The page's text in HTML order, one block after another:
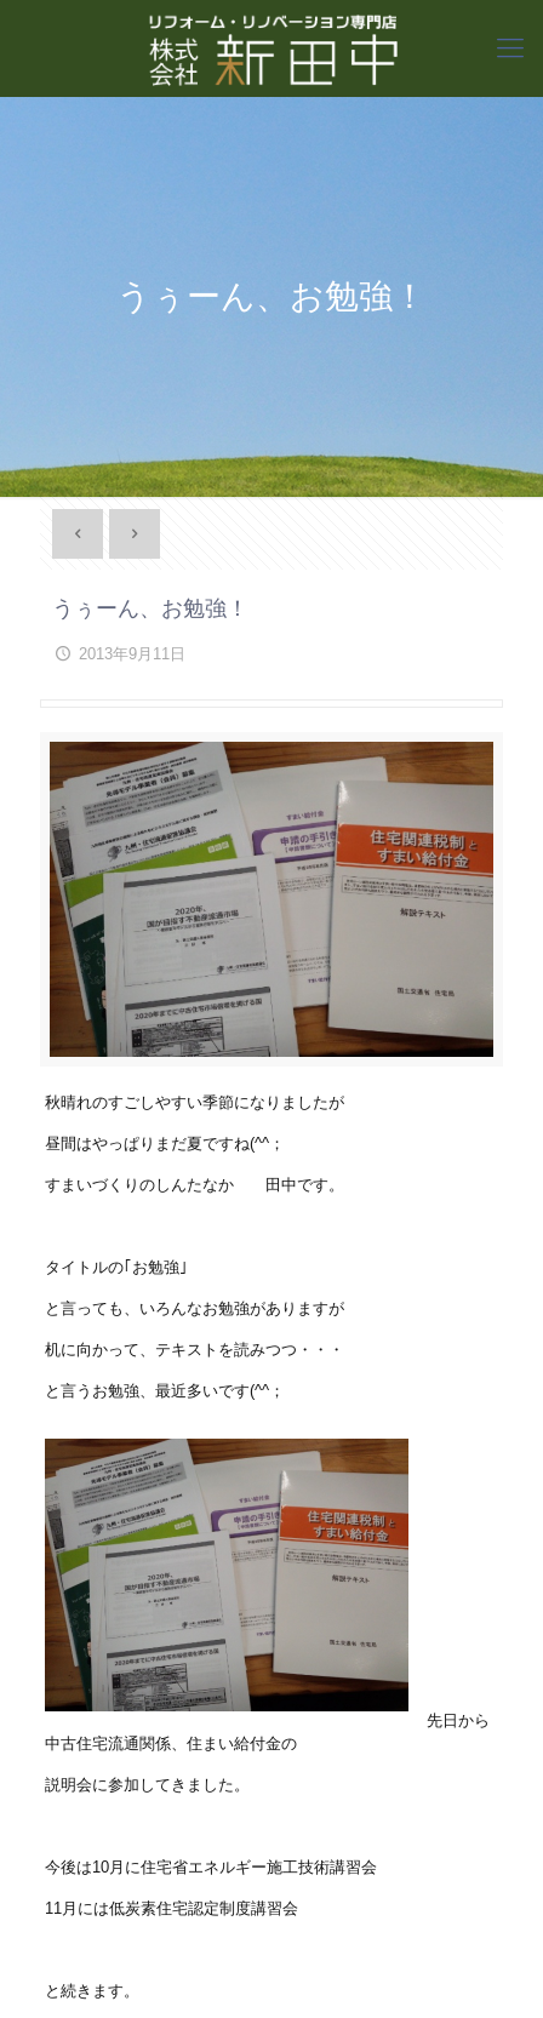
うぅーん、お勉強！
うぅーん、お勉強！
2013年9月11日
秋晴れのすごしやすい季節になりましたが
昼間はやっぱりまだ夏ですね(^^；
すまいづくりのしんたなか 田中です。
タイトルの｢お勉強｣
と言っても、いろんなお勉強がありますが
机に向かって、テキストを読みつつ・・・
と言うお勉強、最近多いです(^^；
先日から
中古住宅流通関係、住まい給付金の
説明会に参加してきました。
今後は10月に住宅省エネルギー施工技術講習会
11月には低炭素住宅認定制度講習会
と続きます。